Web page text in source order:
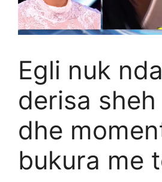
Egli nuk
derisa
dhe
bukura me